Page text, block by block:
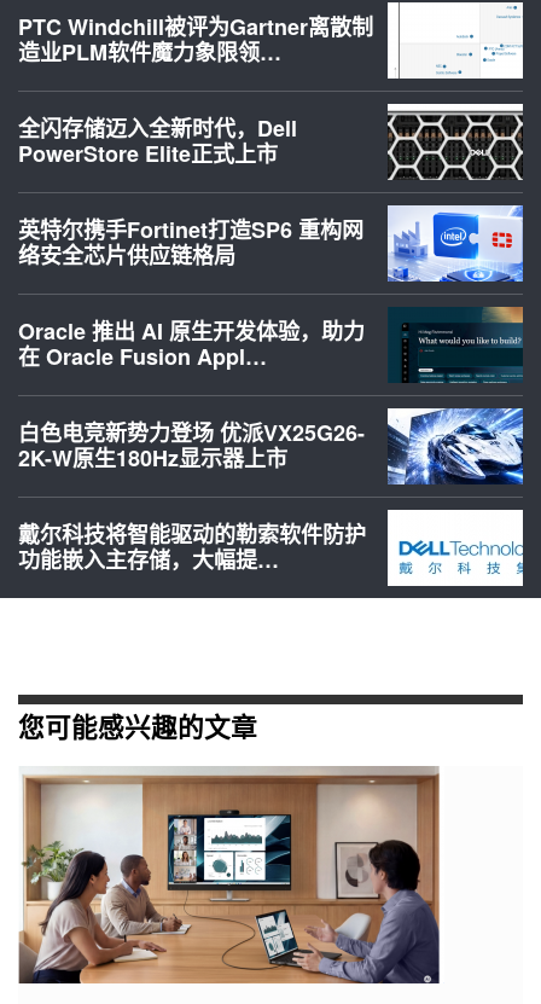
PTC Windchill被评为Gartner离散制
造业PLM软件魔力象限领…
全闪存储迈入全新时代，Dell
PowerStore Elite正式上市
英特尔携手Fortinet打造SP6 重构网
络安全芯片供应链格局
Oracle 推出 AI 原生开发体验，助力
在 Oracle Fusion Appl…
白色电竞新势力登场 优派VX25G26-
2K-W原生180Hz显示器上市
戴尔科技将智能驱动的勒索软件防护
功能嵌入主存储，大幅提…
您可能感兴趣的文章